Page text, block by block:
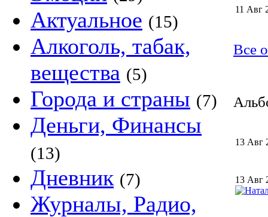
Актуальное (15)
Алкоголь, табак,
вещества (5)
Города и страны (7)
Деньги, Финансы
(13)
Дневник (7)
Журналы, Радио,
11 Авг
Все
13 Авг
13 Авг